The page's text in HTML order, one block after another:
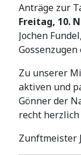
Anträge zur
Freitag, 10.
Jochen
Zu unserer
aktiven und
Gönner der
recht
Zunftmeister